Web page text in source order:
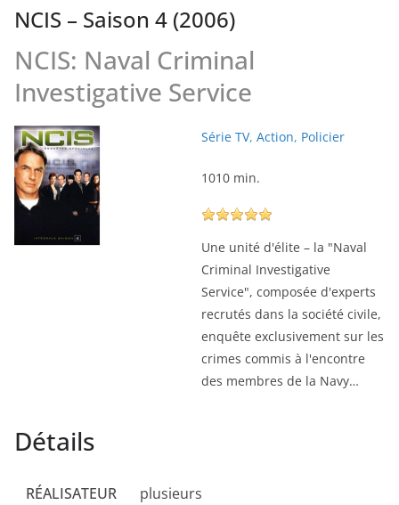
NCIS – Saison 4 (2006)
NCIS: Naval Criminal
Investigative Service
Série TV, Action, Policier
1010 min.
Une unité d'élite – la "Naval
Criminal Investigative
Service", composée d'experts
recrutés dans la société civile,
enquête exclusivement sur les
crimes commis à l'encontre
des membres de la Navy…
Détails
RÉALISATEUR
plusieurs